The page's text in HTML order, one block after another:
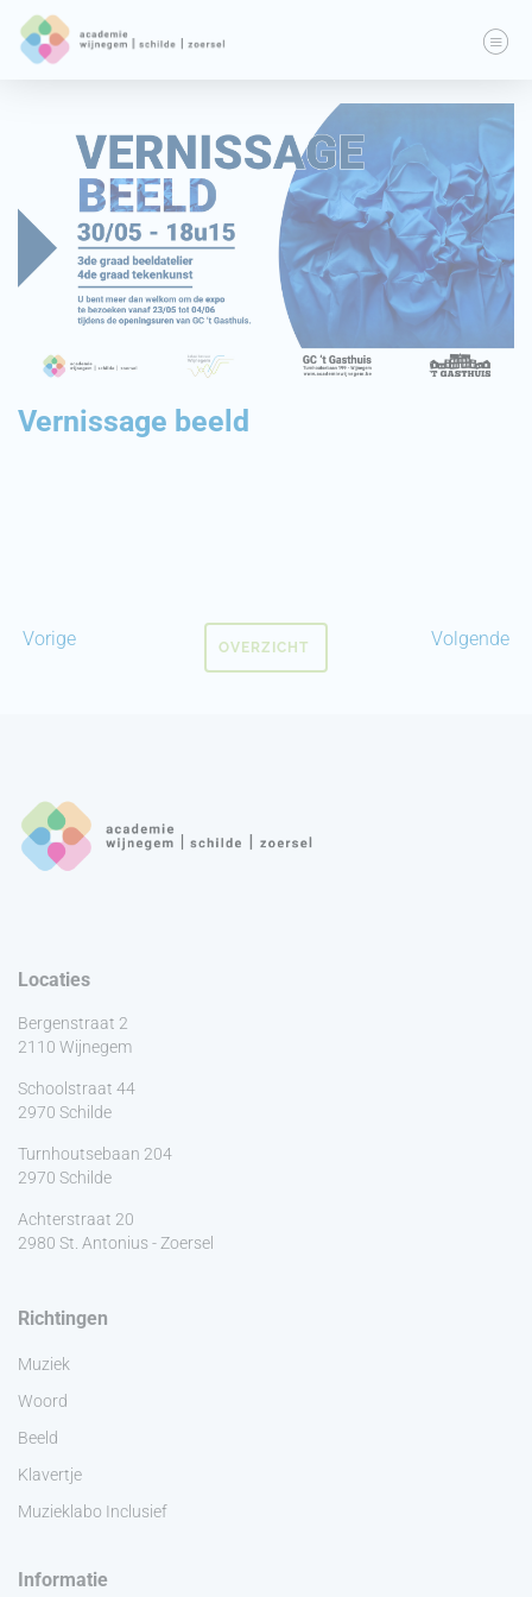
Vernissage beeld
Vorige Volgende
OVERZICHT
Locaties
Bergenstraat 2
2110 Wijnegem
Schoolstraat 44
2970 Schilde
Turnhoutsebaan 204
2970 Schilde
Achterstraat 20
2980 St. Antonius - Zoersel
Richtingen
Muziek
Woord
Beeld
Klavertje
Muzieklabo Inclusief
Informatie